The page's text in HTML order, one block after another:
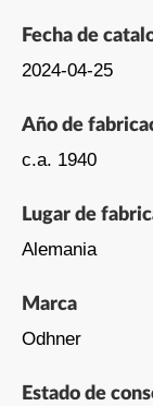
Fecha de
2024-04-25
Año de
c.a. 1940
Lugar de
Alemania
Marca
Odhner
Estado de